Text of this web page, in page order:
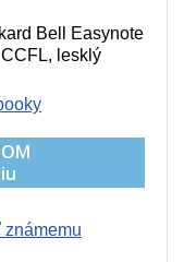
Bell Easynote
lesklý
známemu